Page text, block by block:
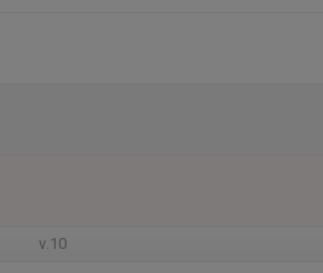
v.10